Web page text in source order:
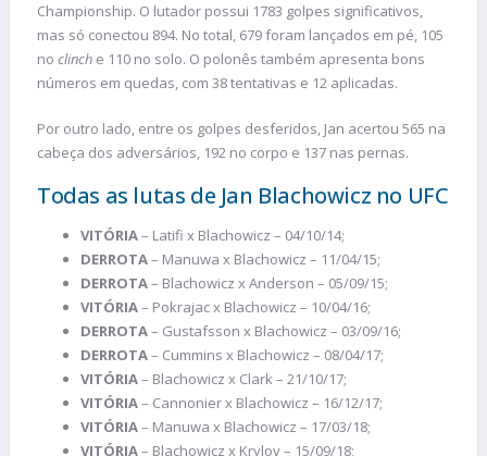
Championship. O lutador possui 1783 golpes significativos,
mas só conectou 894. No total, 679 foram lançados em pé, 105
no clinch e 110 no solo. O polonês também apresenta bons
números em quedas, com 38 tentativas e 12 aplicadas.
Por outro lado, entre os golpes desferidos, Jan acertou 565 na
cabeça dos adversários, 192 no corpo e 137 nas pernas.
Todas as lutas de Jan Blachowicz no UFC
VITÓRIA– Latifi x Blachowicz – 04/10/14;
DERROTA– Manuwa x Blachowicz – 11/04/15;
DERROTA– Blachowicz x Anderson – 05/09/15;
VITÓRIA– Pokrajac x Blachowicz – 10/04/16;
DERROTA– Gustafsson x Blachowicz – 03/09/16;
DERROTA– Cummins x Blachowicz – 08/04/17;
VITÓRIA– Blachowicz x Clark – 21/10/17;
VITÓRIA– Cannonier x Blachowicz – 16/12/17;
VITÓRIA– Manuwa x Blachowicz – 17/03/18;
VITÓRIA– Blachowicz x Krylov – 15/09/18;